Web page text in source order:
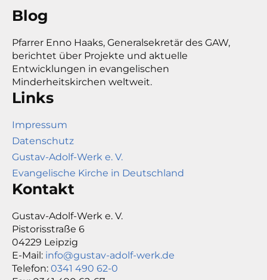
Blog
Pfarrer Enno Haaks, Generalsekretär des GAW,
berichtet über Projekte und aktuelle
Entwicklungen in evangelischen
Minderheitskirchen weltweit.
Links
Impressum
Datenschutz
Gustav-Adolf-Werk e. V.
Evangelische Kirche in Deutschland
Kontakt
Gustav-Adolf-Werk e. V.
Pistorisstraße 6
04229 Leipzig
E-Mail: info@gustav-adolf-werk.de
Telefon: 0341 490 62-0